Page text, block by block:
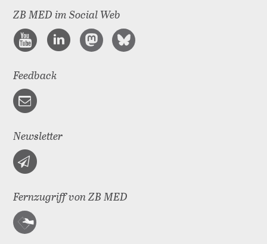
ZB MED im Social Web
Feedback
Newsletter
Fernzugriff von ZB MED